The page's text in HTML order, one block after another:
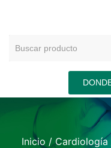
Inicio /Cardiología